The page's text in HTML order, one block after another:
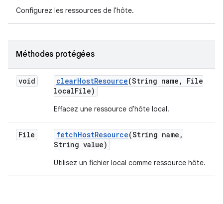
Configurez les ressources de l'hôte.
Méthodes protégées
void clearHostResource(String name ,
File
localFile)
Effacez une ressource d'hôte local.
File fetchHostResource(String name ,
String value)
Utilisez un fichier local comme ressource hôte.